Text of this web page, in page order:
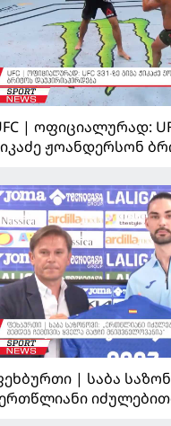
| ოფიციალურად:
ჟოანდერსონ
| საბა